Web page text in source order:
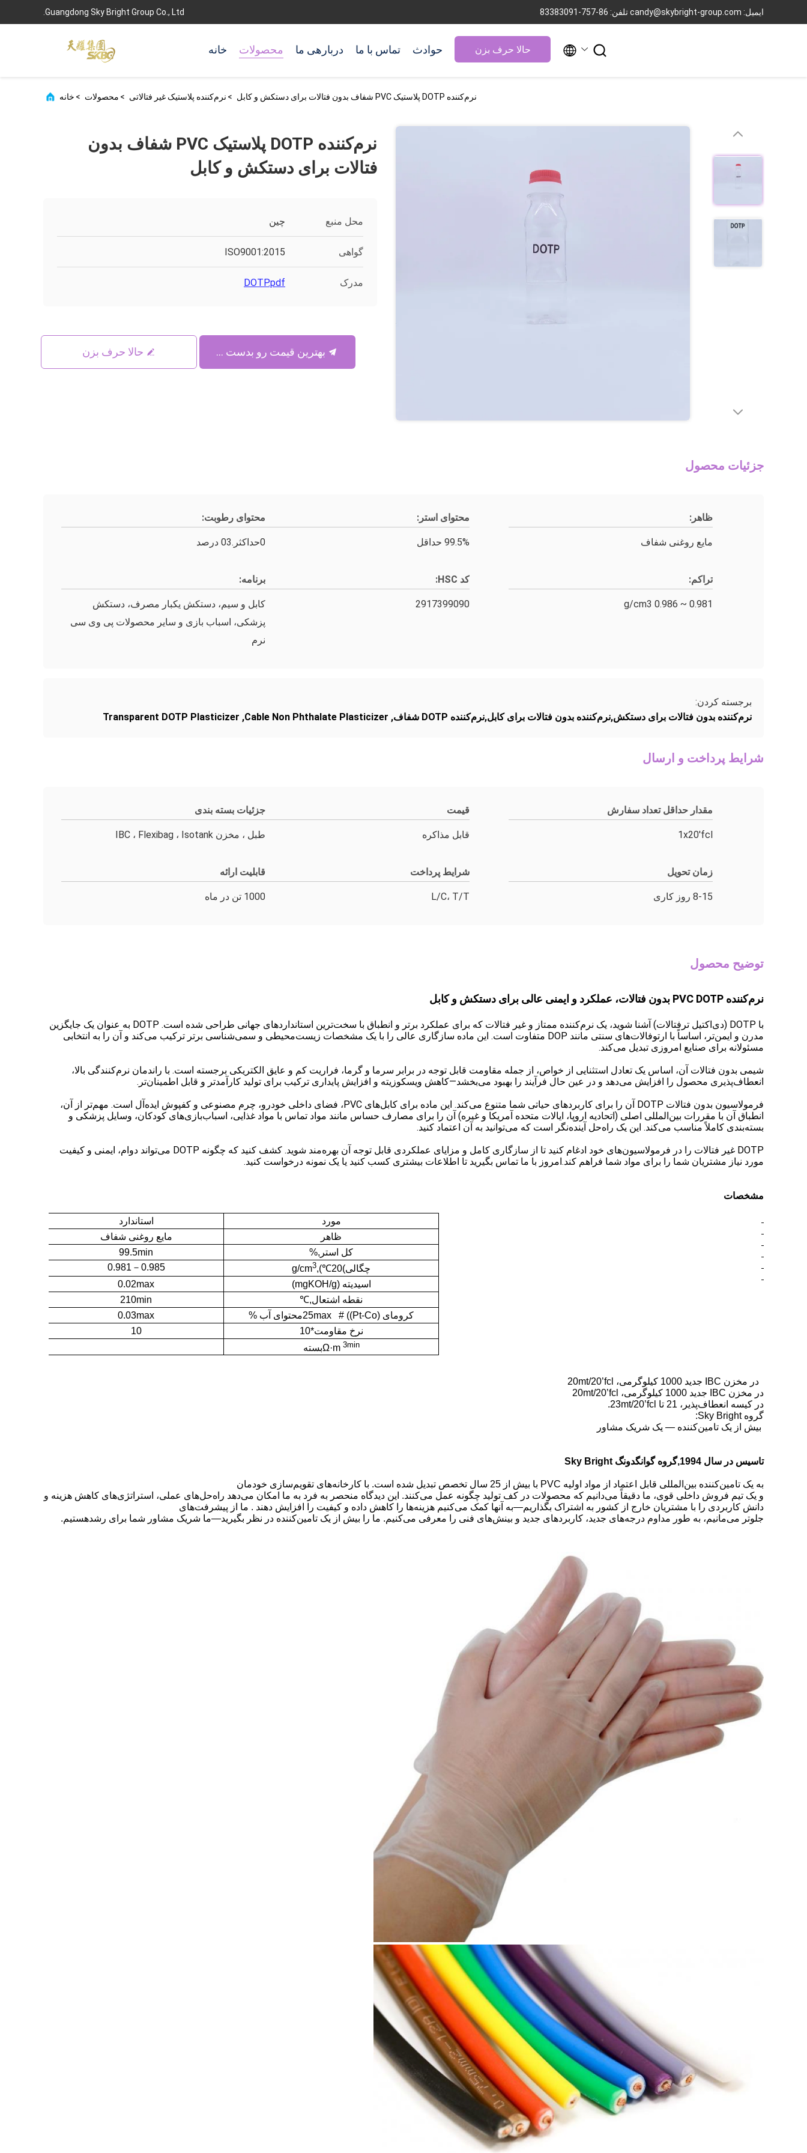
Guangdong Sky Bright Group Co., Ltd. ایمیل: candy@skybright-group.com تلفن: 86-757-83383091
خانه محصولات دربارهی ما تماس با ما حوادث حالا حرف بزن  
خانه > محصولات > نرم‌کننده پلاستیک غیر فتالاتی > نرم‌کننده DOTP پلاستیک PVC شفاف بدون فتالات برای دستکش و کابل
نرم‌کننده DOTP پلاستیک PVC شفاف بدون
فتالات برای دستکش و کابل
محل منبع چین
گواهی ISO9001:2015
مدرک DOTP.pdf
جزئیات محصول
ظاهر:
مایع روغنی شفاف
محتوای استر:
99.5% حداقل
محتوای رطوبت:
0حداکثر.03 درصد
تراکم:
0.981 ~ 0.986 g/cm3
کد HSC:
2917399090
برنامه:
کابل و سیم، دستکش یکبار مصرف، دستکش
پزشکی، اسباب بازی و سایر محصولات پی وی سی
نرم
برجسته کردن:
نرم‌کننده بدون فتالات برای دستکش,نرم‌کننده بدون فتالات برای کابل,نرم‌کننده DOTP شفاف
,
Cable Non Phthalate Plasticizer
,
Transparent DOTP Plasticizer
شرایط پرداخت و ارسال
مقدار حداقل تعداد سفارش
1x20'fcl
قیمت
قابل مذاکره
جزئیات بسته بندی
طبل ، مخزن IBC ، Flexibag ، Isotank
زمان تحویل
8-15 روز کاری
شرایط پرداخت
L/C، T/T
قابلیت ارائه
1000 تن در ماه
توضیح محصول
نرم‌کننده PVC DOTP بدون فتالات، عملکرد و ایمنی عالی برای دستکش و کابل
با DOTP (دی‌اکتیل ترفتالات) آشنا شوید، یک نرم‌کننده ممتاز و غیر فتالات که برای عملکرد برتر و انطباق با سخت‌ترین استانداردهای جهانی طراحی شده است. DOTP به عنوان یک جایگزین
مدرن و ایمن‌تر، اساساً با ارتوفالات‌های سنتی مانند DOP متفاوت است. این ماده سازگاری عالی را با یک مشخصات زیست‌محیطی و سمی‌شناسی برتر ترکیب می‌کند و آن را به انتخابی
مسئولانه برای صنایع امروزی تبدیل می‌کند.
شیمی بدون فتالات آن، اساس یک تعادل استثنایی از خواص، از جمله مقاومت قابل توجه در برابر سرما و گرما، فراریت کم و عایق الکتریکی برجسته است. با راندمان نرم‌کنندگی بالا،
انعطاف‌پذیری محصول را افزایش می‌دهد و در عین حال فرآیند را بهبود می‌بخشد—کاهش ویسکوزیته و افزایش پایداری ترکیب برای تولید کارآمدتر و قابل اطمینان‌تر.
فرمولاسیون بدون فتالات DOTP آن را برای کاربردهای حیاتی شما متنوع می‌کند. این ماده برای کابل‌های PVC، فضای داخلی خودرو، چرم مصنوعی و کفپوش ایده‌آل است. مهم‌تر از آن،
انطباق آن با مقررات بین‌المللی اصلی (اتحادیه اروپا، ایالات متحده آمریکا و غیره) آن را برای مصارف حساس مانند مواد تماس با مواد غذایی، اسباب‌بازی‌های کودکان، وسایل پزشکی و
بسته‌بندی کاملاً مناسب می‌کند. این یک راه‌حل آینده‌نگر است که می‌توانید به آن اعتماد کنید.
DOTP غیر فتالات را در فرمولاسیون‌های خود ادغام کنید تا از سازگاری کامل و مزایای عملکردی قابل توجه آن بهره‌مند شوید. کشف کنید که چگونه DOTP می‌تواند دوام، ایمنی و کیفیت
مورد نیاز مشتریان شما را برای مواد شما فراهم کند.امروز با ما تماس بگیرید تا اطلاعات بیشتری کسب کنید یا یک نمونه درخواست کنید.
مشخصات
مورد
استاندارد
ظاهر
مایع روغنی شفاف
کل استر ,
%
99.5min
چگالی)
20
℃
),
g/cm3
0.981 － 0.985
اسیدیته (mgKOH/g)
0.02max
نقطه اشتعال,
℃
210min
کرومای (Pt-Co)
)
#
25maxمحتوای آب %
0.03max
نرخ مقاومت*10
10
Ω·m 3min بسته
در مخزن IBC جدید 1000 کیلوگرمی، 20mt/20’fcl
در مخزن IBC جدید 1000 کیلوگرمی، 20mt/20’fcl
در کیسه انعطاف‌پذیر، 21 تا 23mt/20’fcl.
گروه Sky Bright:
بیش از یک تامین‌کننده — یک شریک مشاور
تاسیس در سال 1994, گروه گوانگدونگ Sky Bright
به یک تامین‌کننده بین‌المللی قابل اعتماد از مواد اولیه PVC با بیش از 25 سال تخصص تبدیل شده است. با کارخانه‌های تقویم‌سازی خودمان
و یک تیم فروش داخلی قوی، ما دقیقاً می‌دانیم که محصولات در کف تولید چگونه عمل می‌کنند. این دیدگاه منحصر به فرد به ما امکان می‌دهد راه‌حل‌های عملی، استراتژی‌های کاهش هزینه و
دانش کاربردی را با مشتریان خارج از کشور به اشتراک بگذاریم—به آنها کمک می‌کنیم هزینه‌ها را کاهش داده و کیفیت را افزایش دهند . ما از پیشرفت‌های
جلوتر می‌مانیم، به طور مداوم درجه‌های جدید، کاربردهای جدید و بینش‌های فنی را معرفی می‌کنیم. ما را بیش از یک تامین‌کننده در نظر بگیرید—ما شریک مشاور شما برای رشدهستیم.